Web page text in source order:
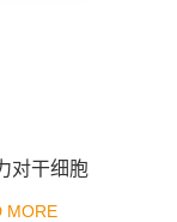
对干细胞
MORE